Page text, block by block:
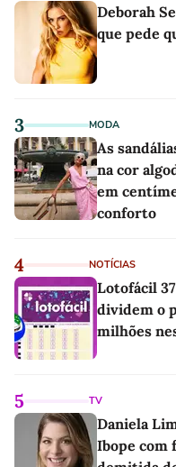
Deborah
que pede
3 MODA
As
na cor
em
conforto
4 NOTÍCIAS
Lotofácil
dividem o
milhões
5 TV
Daniela
Ibope com